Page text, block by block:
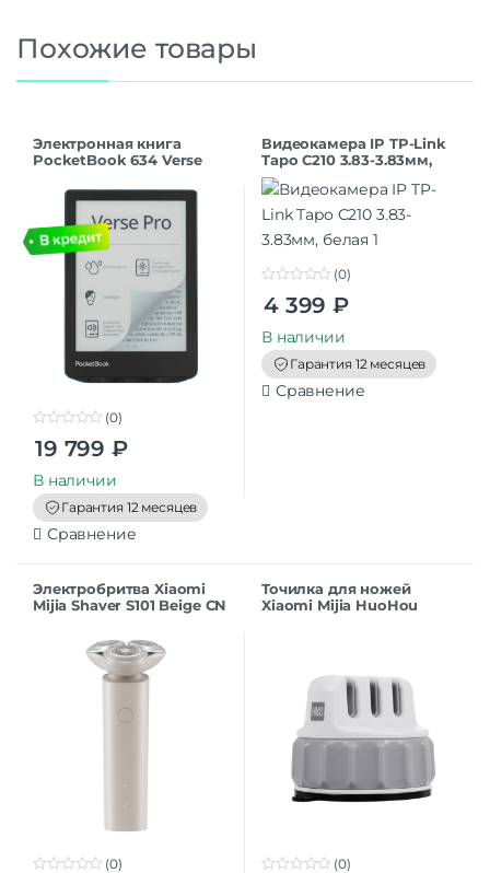
Похожие товары
Электронная книга
PocketBook 634 Verse
t
o
f
5
(0)
19 799 ₽
В наличии
Гарантия 12 месяцев
Сравнение
Видеокамера IP TP-Link
Tapo C210 3.83-3.83мм,
белая
o
t
o
f
5
(0)
4 399 ₽
В наличии
Гарантия 12 месяцев
Сравнение
Электробритва Xiaomi
Mijia Shaver S101 Beige CN
(0)
Точилка для ножей
Xiaomi Mijia HuoHou
(0)